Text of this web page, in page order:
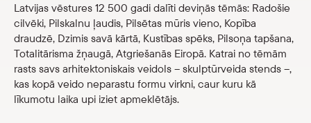
Latvijas vēstures 12 500 gadi dalīti deviņās tēmās: Radošie
cilvēki, Pilskalnu ļaudis, Pilsētas mūris vieno, Kopība
draudzē, Dzimis savā kārtā, Kustības spēks, Pilsoņa tapšana,
Totalitārisma žņaugā, Atgriešanās Eiropā. Katrai no tēmām
rasts savs arhitektoniskais veidols – skulptūrveida stends –,
kas kopā veido neparastu formu virkni, caur kuru kā
līkumotu laika upi iziet apmeklētājs.